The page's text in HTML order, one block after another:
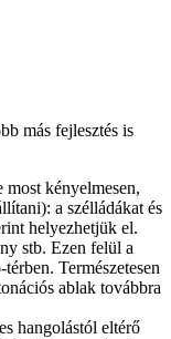
más fejlesztés is
kényelmesen,
a szélládákat és
helyezhetjük el.
stb. Ezen felül a
Természetesen
ablak továbbra
hangolástól eltérő